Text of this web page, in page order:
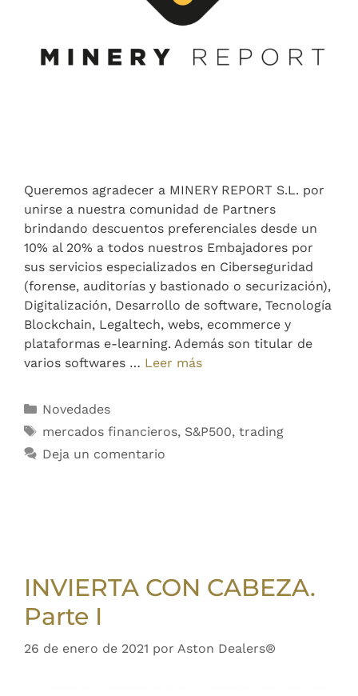
Queremos agradecer a MINERY REPORT S.L. por
unirse a nuestra comunidad de Partners
brindando descuentos preferenciales desde un
10% al 20% a todos nuestros Embajadores por
sus servicios especializados en Ciberseguridad
(forense, auditorías y bastionado o securización),
Digitalización, Desarrollo de software, Tecnología
Blockchain, Legaltech, webs, ecommerce y
plataformas e-learning. Además son titular de
varios softwares … Leer más
Novedades
mercados financieros, S&P500, trading
Deja un comentario
INVIERTA CON CABEZA.
Parte I
26 de enero de 2021 por Aston Dealers®